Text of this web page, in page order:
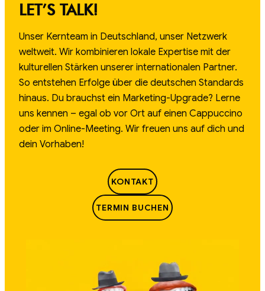
LET’S TALK!
Unser Kernteam in Deutschland, unser Netzwerk
weltweit. Wir kombinieren lokale Expertise mit der
kulturellen Stärken unserer internationalen Partner.
So entstehen Erfolge über die deutschen Standards
hinaus. Du brauchst ein Marketing-Upgrade? Lerne
uns kennen – egal ob vor Ort auf einen Cappuccino
oder im Online-Meeting. Wir freuen uns auf dich und
dein Vorhaben!
KONTAKT
TERMIN BUCHEN